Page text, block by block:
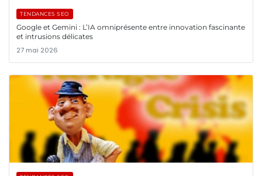
TENDANCES SEO
Google et Gemini : L’IA omniprésente entre innovation fascinante
et intrusions délicates
27 mai 2026